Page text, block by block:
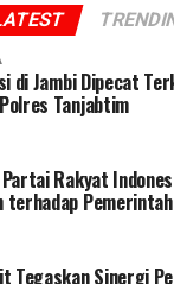
di Jambi Dipecat
Tanjabtim
Rakyat
terhadap
Tegaskan Sinergi